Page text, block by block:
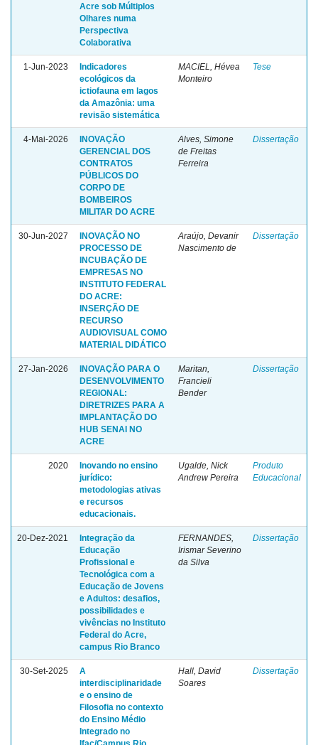
Acre sob Múltiplos
Olhares numa
Perspectiva
Colaborativa
1-Jun-2023
Indicadores
ecológicos da
ictiofauna em lagos
da Amazônia: uma
revisão sistemática
MACIEL, Hévea
Monteiro
Tese
4-Mai-2026
INOVAÇÃO
GERENCIAL DOS
CONTRATOS
PÚBLICOS DO
CORPO DE
BOMBEIROS
MILITAR DO ACRE
Alves, Simone
de Freitas
Ferreira
Dissertação
30-Jun-2027
INOVAÇÃO NO
PROCESSO DE
INCUBAÇÃO DE
EMPRESAS NO
INSTITUTO FEDERAL
DO ACRE:
INSERÇÃO DE
RECURSO
AUDIOVISUAL COMO
MATERIAL DIDÁTICO
Araújo, Devanir
Nascimento de
Dissertação
27-Jan-2026
INOVAÇÃO PARA O
DESENVOLVIMENTO
REGIONAL:
DIRETRIZES PARA A
IMPLANTAÇÃO DO
HUB SENAI NO
ACRE
Maritan,
Francieli
Bender
Dissertação
2020
Inovando no ensino
jurídico:
metodologias ativas
e recursos
educacionais.
Ugalde, Nick
Andrew Pereira
Produto
Educacional
20-Dez-2021
Integração da
Educação
Profissional e
Tecnológica com a
Educação de Jovens
e Adultos: desafios,
possibilidades e
vivências no Instituto
Federal do Acre,
campus Rio Branco
FERNANDES,
Irismar Severino
da Silva
Dissertação
30-Set-2025
A
interdisciplinaridade
e o ensino de
Filosofia no contexto
do Ensino Médio
Integrado no
Hall, David
Soares
Dissertação